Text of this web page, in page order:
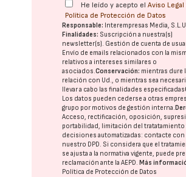
He leído y acepto elAviso Legal
Política de Protección de Datos
Responsable: Interempresas Media,
Finalidades: Suscripción a nuestra(s)
newsletter(s). Gestión de cuenta de
Envío de emails relacionados con la
relativos a intereses similares o
asociados.Conservación: mientras dure
relación con Ud., o mientras sea
llevar a cabo las finalidades especificadas
Los datos pueden cederse a otras
grupo por motivos de gestión interna.
Acceso, rectificación, oposición,
portabilidad, limitación del tratatamiento
decisiones automatizadas: contacte con
nuestro DPD. Si considera que el
se ajusta a la normativa vigente, puede
reclamación ante laAEPD. Más
Política de Protección de Datos